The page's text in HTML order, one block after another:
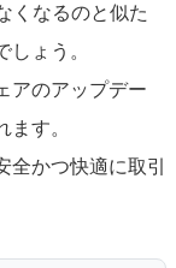
くなるのと似た
ょう。
アのアップデー
す。
かつ快適に取引